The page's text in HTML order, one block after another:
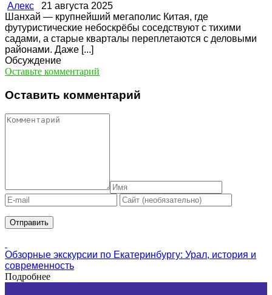
Алекс 21 августа 2025
Шанхай — крупнейший мегаполис Китая, где
футуристические небоскрёбы соседствуют с тихими
садами, а старые кварталы переплетаются с деловыми
районами. Даже [...]
Обсуждение
Оставьте комментарий
Оставить комментарий
Обзорные экскурсии по Екатеринбургу: Урал, история и
современность
Подробнее